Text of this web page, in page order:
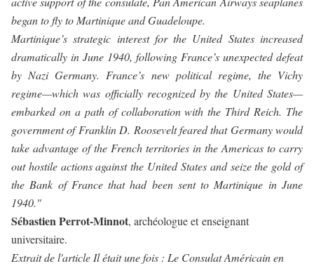
began to fly to Martinique and Guadeloupe.
Martinique’s strategic interest for the United States increased
dramatically in June 1940, following France’s unexpected defeat
by Nazi Germany. France’s new political regime, the Vichy
regime—which was officially recognized by the United States—
embarked on a path of collaboration with the Third Reich. The
government of Franklin D. Roosevelt feared that Germany would
take advantage of the French territories in the Americas to carry
out hostile actions against the United States and seize the gold of
the Bank of France that had been sent to Martinique in June
1940."
Sébastien Perrot-Minnot, archéologue et enseignant
universitaire.
Extrait de l'article Il était une fois : Le Consulat Américain en